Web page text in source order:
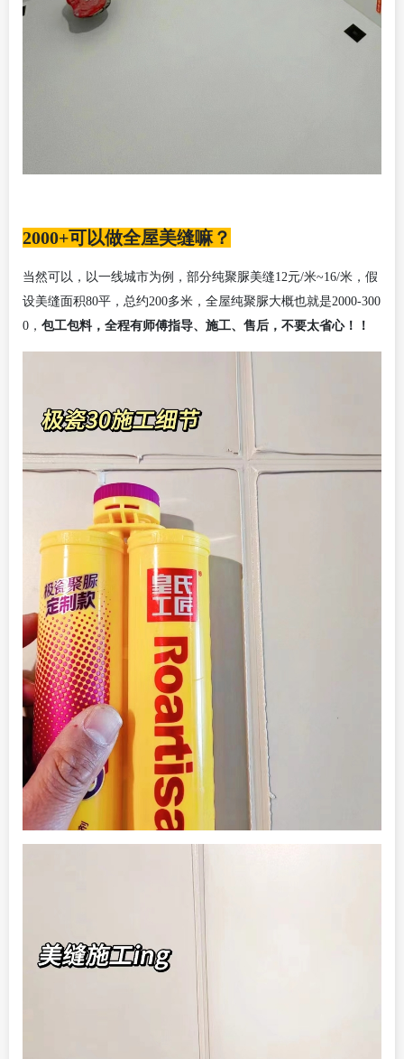
2000+可以做全屋美缝嘛？
当然可以，以一线城市为例，部分纯聚脲美缝12元/米~16/米，假
设美缝面积80平，总约200多米，全屋纯聚脲大概也就是2000-300
0， 包工包料，全程有师傅指导、施工、售后，不要太省心！！